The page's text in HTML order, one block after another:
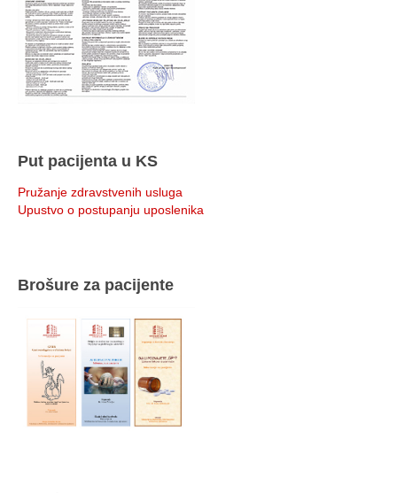
Put pacijenta u KS
Pružanje zdravstvenih usluga
Upustvo o postupanju uposlenika
Brošure za pacijente